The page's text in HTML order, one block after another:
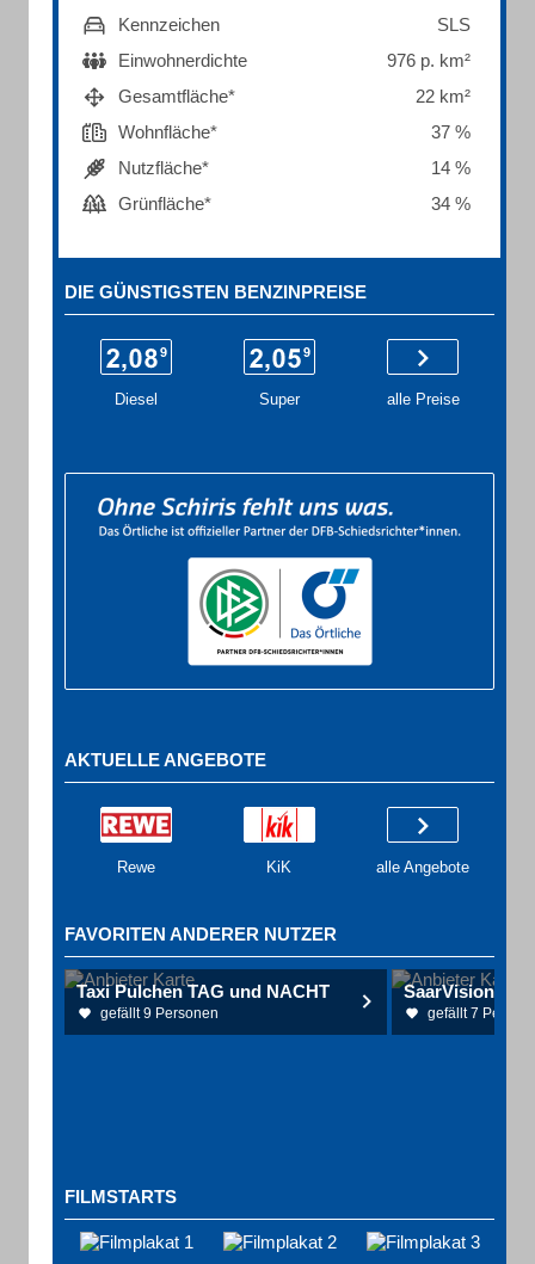
Kennzeichen
SLS
Einwohnerdichte
976 p. km²
Gesamtfläche*
22 km²
Wohnfläche*
37 %
Nutzfläche*
14 %
Grünfläche*
34 %
DIE GÜNSTIGSTEN BENZINPREISE
Diesel Super alle Preise
AKTUELLE ANGEBOTE
Rewe KiK alle Angebote
FAVORITEN ANDERER NUTZER
Taxi Pulchen TAG und NACHT
gefällt 9 Personen
SaarVision
gefällt 7
FILMSTARTS